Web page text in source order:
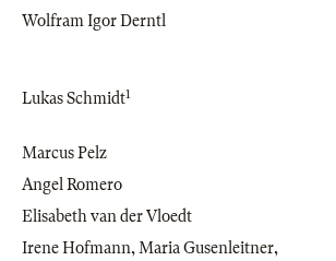
Wolfram Igor Derntl
Lukas Schmidt1
Marcus Pelz
Angel Romero
Elisabeth van der Vloedt
Irene Hofmann,Maria Gusenleitner,